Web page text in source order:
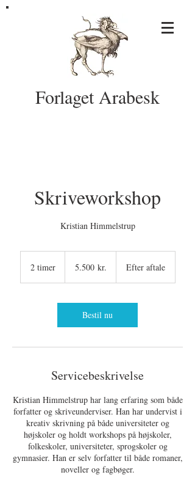
Forlaget Arabesk
Skriveworkshop
Kristian Himmelstrup
2 timer2
m
r
kroner5.500 kr. Efter aftale
Bestil nu
Servicebeskrivelse
Kristian Himmelstrup har lang erfaring som både
forfatter og skriveunderviser. Han har undervist i
kreativ skrivning på både universiteter og
højskoler og holdt workshops på højskoler,
folkeskoler, universiteter, sprogskoler og
gymnasier. Han er selv forfatter til både romaner,
noveller og fagbøger.